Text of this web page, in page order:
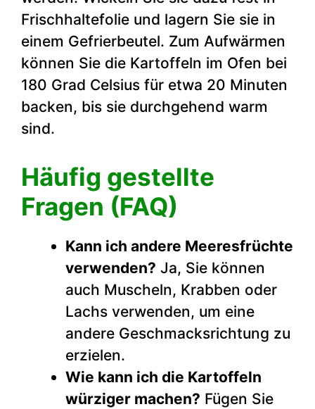
Frischhaltefolie und lagern Sie sie in
einem Gefrierbeutel. Zum Aufwärmen
können Sie die Kartoffeln im Ofen bei
180 Grad Celsius für etwa 20 Minuten
backen, bis sie durchgehend warm
sind.
Häufig gestellte
Fragen (FAQ)
Kann ich andere Meeresfrüchte
verwenden? Ja, Sie können
auch Muscheln, Krabben oder
Lachs verwenden, um eine
andere Geschmacksrichtung zu
erzielen.
Wie kann ich die Kartoffeln
würziger machen? Fügen Sie